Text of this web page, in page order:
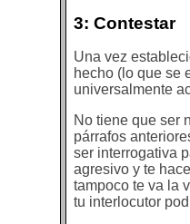
3: Contestar
Una vez
hecho (lo que se
universalmente
No tiene que ser
párrafos
ser interrogativa
agresivo y te
tampoco te va la
tu interlocutor